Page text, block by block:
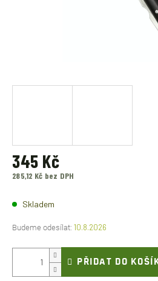
345 Kč
285,12 Kč bez DPH
cena:Skladem
10.8.2026
PŘIDAT DO